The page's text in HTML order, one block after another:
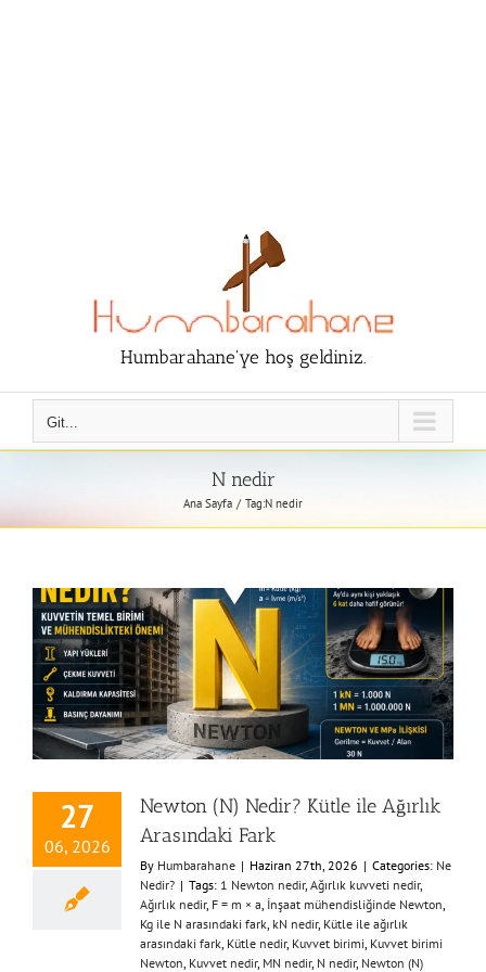
Humbarahane'ye hoş geldiniz.
Git...
N nedir
Ana Sayfa Tag:N nedir
27
06, 2026
Newton (N) Nedir? Kütle ile Ağırlık
Arasındaki Fark
By Humbarahane | Haziran 27th, 2026 | Categories: Ne
Nedir? | Tags: 1 Newton nedir, Ağırlık kuvveti nedir,
Ağırlık nedir, F = m × a İnşaat mühendisliğinde Newton
Kg ile N arasındaki fark kN nedir, Kütle ile ağırlık
arasındaki fark Kütle nedir, Kuvvet birimi Kuvvet birimi
Newton Kuvvet nedir, MN nedir, N nedir, Newton (N)